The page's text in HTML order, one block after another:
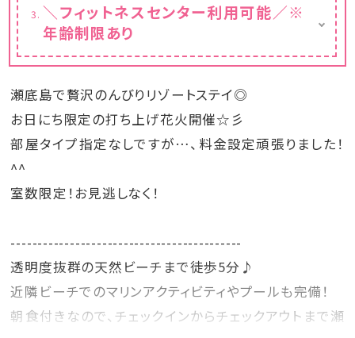
ライフジャケット（S～LLサイズ）
アームヘルパー（子供用腕浮き輪）
※数に限りがございます。
＼フィットネスセンター利用可能／※
年齢制限あり
※16歳以下のお客様のご利用は成人の方(18
歳以上)の同伴が必要となります。安全上の理
由から12歳未満のお子様はご利用をお断りし
ております。
※フィットネスセンターにスタッフの配置はし
ておりません。
※ロッカー、タオルはホテル1階エレベーター
瀬底島で贅沢のんびりリゾートステイ◎
お日にち限定の打ち上げ花火開催☆彡
部屋タイプ指定なしですが…、料金設定頑張りました！
^^
室数限定！お見逃しなく！
-------------------------------------------
透明度抜群の天然ビーチまで徒歩5分♪
近隣ビーチでのマリンアクティビティやプールも完備！
朝食付きなので、チェックインからチェックアウトまで瀬